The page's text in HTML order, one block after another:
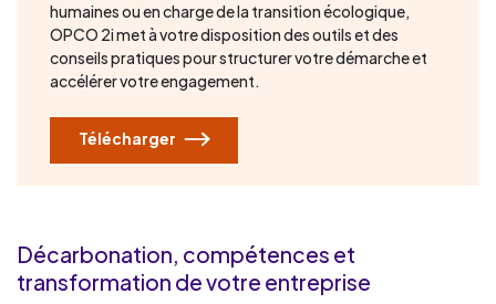
humaines ou en charge de la transition écologique,
OPCO 2i met à votre disposition des outils et des
conseils pratiques pour structurer votre démarche et
accélérer votre engagement.
Télécharger
Décarbonation, compétences et
transformation de votre entreprise